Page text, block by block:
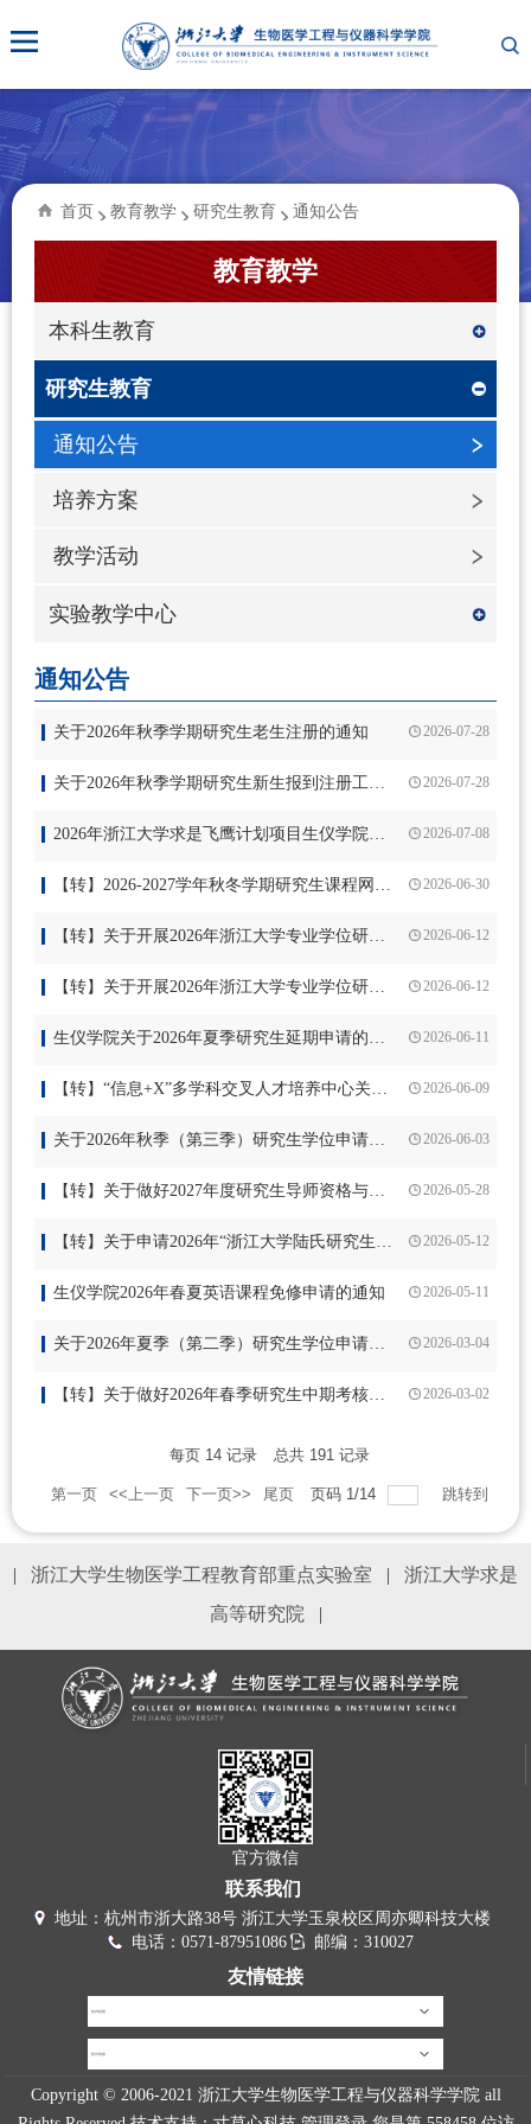
首页 教育教学 研究生教育 通知公告
教育教学
本科生教育
研究生教育
通知公告
培养方案
教学活动
实验教学中心
通知公告
2026-07-28
关于2026年秋季学期研究生老生注册的通知
2026-07-28
2026-07-08
2026-06-30
2026-06-12
【转】关于开展2026年浙江大学专业学位研究生优秀创新成果评选工作的通知
2026-06-12
【转】关于开展2026年浙江大学专业学位研究生教育优秀教学案例认定工作的通知
2026-06-11
2026-06-09
【转】“信息+X”多学科交叉人才培养中心关于2026年博士研究生学科交叉研究成果奖评选的通知
2026-06-03
关于2026年秋季（第三季）研究生学位申请的通知
2026-05-28
【转】关于做好2027年度研究生导师资格与招生资格申请审核工作的通知
2026-05-12
2026-05-11
生仪学院2026年春夏英语课程免修申请的通知
2026-03-04
关于2026年夏季（第二季）研究生学位申请的通知
2026-03-02
【转】关于做好2026年春季研究生中期考核的通知
每页 14记录 总共 191 记录
第一页 <<上一页 下一页>> 尾页 页码 1 /14 跳转到
| 浙江大学生物医学工程教育部重点实验室 |
浙江大学求是
高等研究院
|
官方微信
联系我们
地址：杭州市浙大路38号 浙江大学玉泉校区周亦卿科技大楼
电话：0571-87951086
邮编：310027
友情链接
校内链接
校外链接
Copyright © 2006-2021 浙江大学生物医学工程与仪器科学学院 all